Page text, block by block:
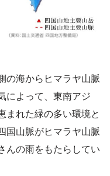
の海からヒマラヤ山脈
によって、東南アジ
まれた緑の多い環境と
国山脈がヒマラヤ山脈
んの雨をもたらしてい